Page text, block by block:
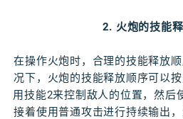
2. 火炮的技能
在操作火炮时，合理的技能释放
况下，火炮的技能释放顺序可以
用技能2来控制敌人的位置，然后
接着使用普通攻击进行持续输出